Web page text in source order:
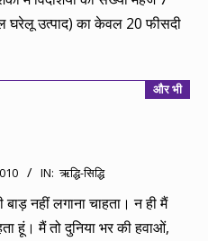
घरेलू उत्पाद) का केवल 20 फीसदी
और भी
IN: ऋद्धि-सिद्धि
नहीं लगाना चाहता। न ही मैं
हूं। मैं तो दुनिया भर की हवाओं,